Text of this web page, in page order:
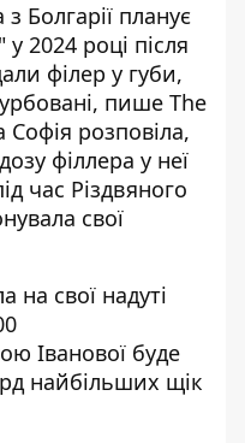
Болгарії планує
2024 році після
філер у губи,
пише The
Софія розповіла,
філлера у неї
час Різдвяного
свої
на свої надуті
Іванової буде
найбільших щік